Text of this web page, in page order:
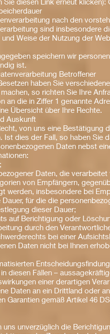
nach den
sind insbesondere
Weise der Nutzung der
speichern wir
ist.
Betroffener
haben Sie
so richten Sie Ihre
an die in Ziffer 1 genannte
Übersicht über Ihre Rechte.
Auskunft
von uns eine Bestätigung
Ist dies der Fall, so haben Sie
Daten nebst
Daten, die verarbeitet
von Empfängern,
werden, insbesondere bei
für die die
dieser Dauer;
auf Berichtigung oder
durch den
bei einer
Daten nicht bei Ihnen
diesen Fällen –
einer derartigen
Daten an ein Drittland oder
Garantien gemäß Artikel 46
uns unverzüglich die